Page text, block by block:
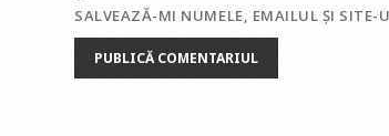
SALVEAZĂ-MI NUMELE, EMAILUL ȘI SITE-